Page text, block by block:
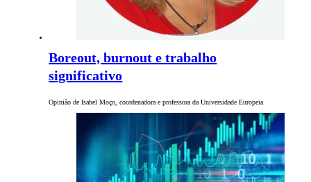
Boreout, burnout e trabalho
significativo
Opinião de Isabel Moço, coordenadora e professora da Universidade Europeia